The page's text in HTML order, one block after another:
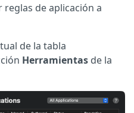
de aplicación a
de la tabla
Herramientas de la